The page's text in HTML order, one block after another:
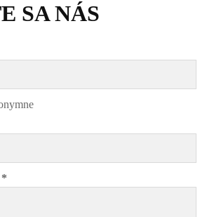
SA NÁS
*